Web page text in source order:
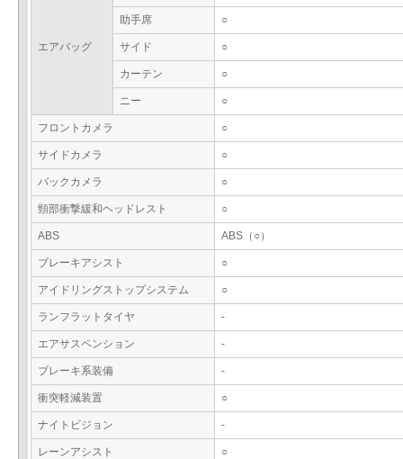
エアバッグ
助手席 ○
サイド ○
カーテン ○
ニー ○
フロントカメラ ○
サイドカメラ ○
バックカメラ ○
頸部衝撃緩和ヘッドレスト ○
ABS ABS（○）
ブレーキアシスト ○
アイドリングストップシステム ○
ランフラットタイヤ -
エアサスペンション -
ブレーキ系装備 -
衝突軽減装置 ○
ナイトビジョン -
レーンアシスト ○